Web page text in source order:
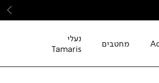
מחטבים
נעלי
Tamaris